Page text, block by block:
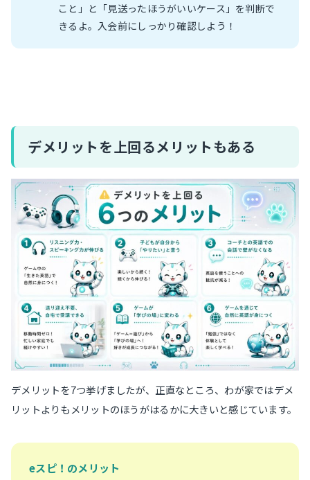
こと」と「見送ったほうがいいケース」を判断で
きるよ。入会前にしっかり確認しよう！
デメリットを上回るメリットもある
デメリットを7つ挙げましたが、正直なところ、わが家ではデメ
リットよりもメリットのほうがはるかに大きいと感じています。
eスピ！のメリット